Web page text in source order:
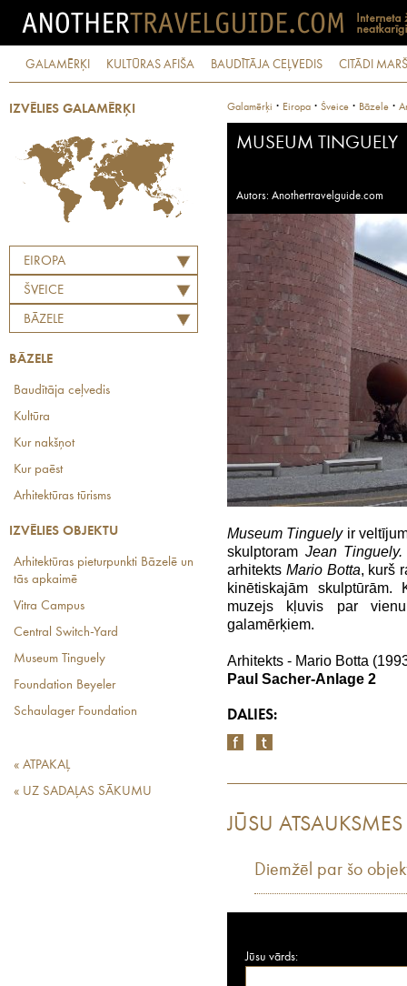
GALAMĒRĶI KULTŪRAS AFIŠA BAUDĪTĀJA CEĻVEDIS CITĀDI
IZVĒLIES GALAMĒRĶI
EIROPA
ŠVEICE
BĀZELE
BĀZELE
Baudītāja ceļvedis
Kultūra
Kur nakšņot
Kur paēst
Arhitektūras tūrisms
IZVĒLIES OBJEKTU
Arhitektūras pieturpunkti Bāzelē un
tās apkaimē
Vitra Campus
Central Switch-Yard
Museum Tinguely
Foundation Beyeler
Schaulager Foundation
« ATPAKAĻ
« UZ SADAĻAS SĀKUMU
Galamērķi · Eiropa · Šveice · Bāzele ·
MUSEUM TINGUELY
Autors: Anothertravelguide.com
Museum Tinguely ir
skulptoram Jean Tinguely.
arhitekts Mario Botta, kurš
kinētiskajām
muzejs kļuvis par
galamērķiem.
Arhitekts - Mario Botta
Paul Sacher-Anlage 2
DALIES:
JŪSU ATSAUKSMES
Diemžēl par šo
Jūsu vārds: